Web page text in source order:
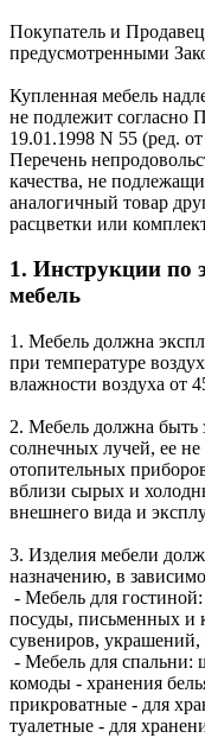
Покупатель и
предусмотренными
Купленная мебель
не подлежит согласно
19.01.1998 N 55 (ред.
Перечень
качества, не
аналогичный товар
расцветки или
1. Инструкции по
мебель
1. Мебель должна
при температуре
влажности воздуха от
2. Мебель должна
солнечных лучей, ее не
отопительных
вблизи сырых и
внешнего вида и
3. Изделия мебели
назначению, в
- Мебель для
посуды, письменных и
сувениров, украшений,
- Мебель для спальни:
комоды - хранения
прикроватные - для
туалетные - для